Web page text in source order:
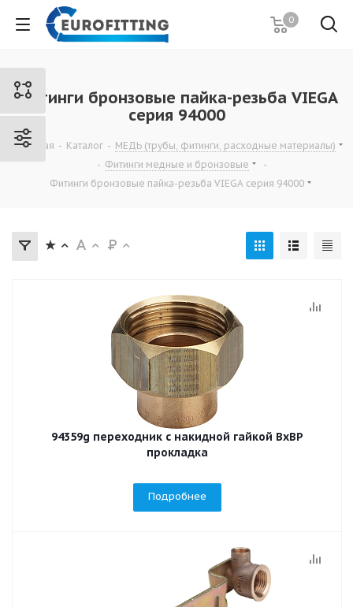
0
Фитинги бронзовые пайка-резьба VIEGA
серия 94000
Главная - Каталог - МЕДЬ (трубы, фитинги, расходные материалы)
- Фитинги медные и бронзовые
-
Фитинги бронзовые пайка-резьба VIEGA серия 94000
94359g переходник с накидной гайкой ВхВР
прокладка
Подробнее